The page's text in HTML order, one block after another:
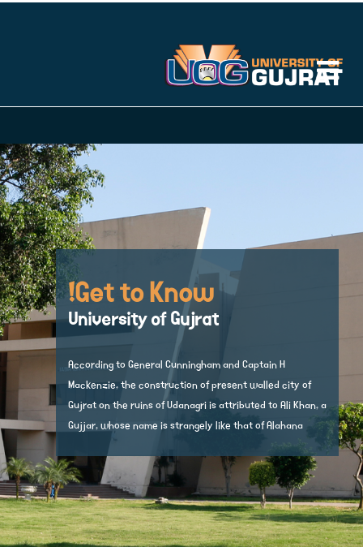
Get to Know!
University of Gujrat
According to General Cunningham and Captain H
Mackenzie, the construction of present walled city of
Gujrat on the ruins of Udanagri is attributed to Ali Khan, a
Gujjar, whose name is strangely like that of Alahana